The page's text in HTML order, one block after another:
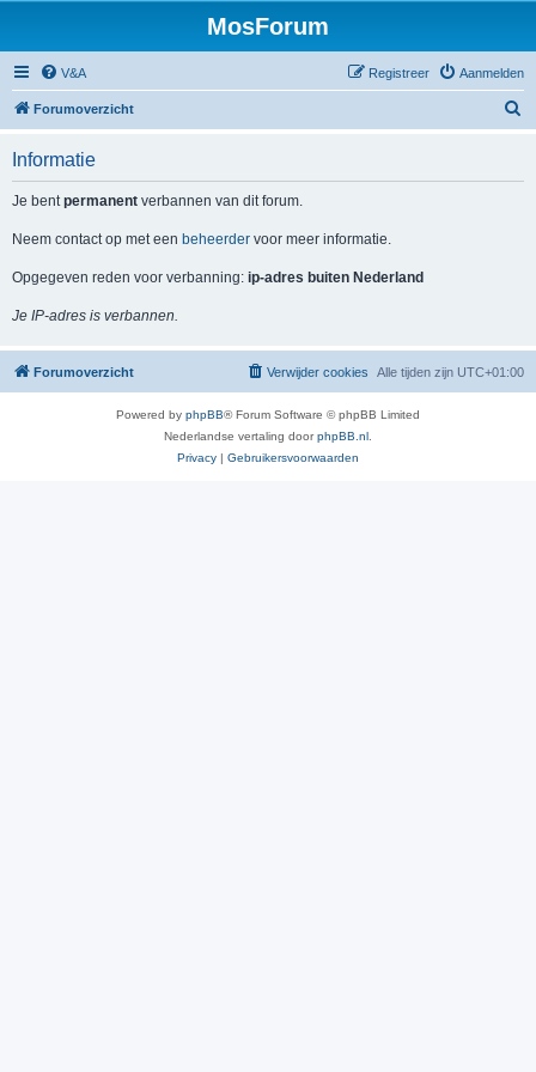
MosForum
V&A Aanmelden
Registreer
Forumoverzicht
Informatie
Je bentpermanent verbannen van dit forum.
Neem contact op met een beheerder voor meer informatie.
Opgegeven reden voor verbanning: ip-adres buiten Nederland
Je IP-adres is verbannen.
Forumoverzicht Alle tijden zijn UTC+01:00
Verwijder cookies
Powered by phpBB® Forum Software © phpBB Limited
Nederlandse vertaling doorphpBB.nl
Privacy | Gebruikersvoorwaarden